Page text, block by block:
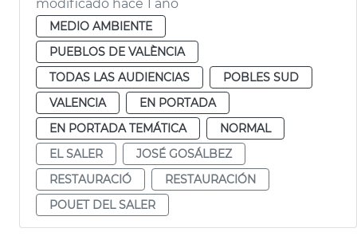
modificado hace 1 año
MEDIO AMBIENTE
PUEBLOS DE VALÈNCIA
TODAS LAS AUDIENCIAS
POBLES SUD
VALENCIA
EN PORTADA
EN PORTADA TEMÁTICA
NORMAL
EL SALER
JOSÉ GOSÁLBEZ
RESTAURACIÓ
RESTAURACIÓN
POUET DEL SALER